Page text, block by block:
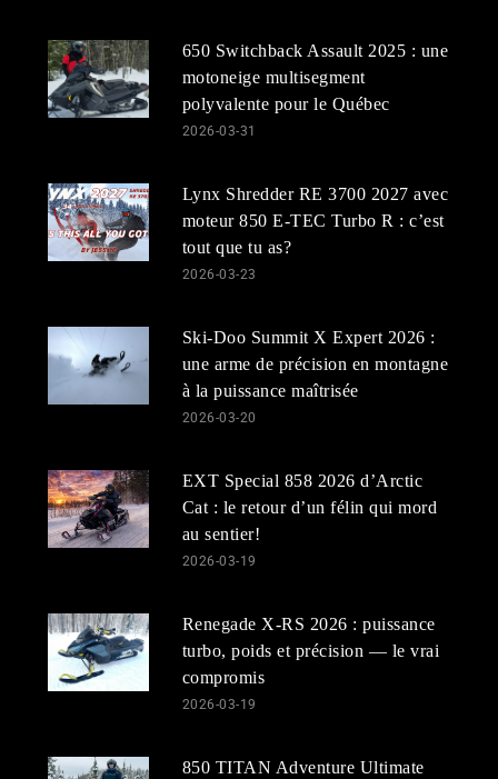
650 Switchback Assault 2025 : une
motoneige multisegment
polyvalente pour le Québec
2026-03-31
Lynx Shredder RE 3700 2027 avec
moteur 850 E-TEC Turbo R : c’est
tout que tu as?
2026-03-23
Ski-Doo Summit X Expert 2026 :
une arme de précision en montagne
à la puissance maîtrisée
2026-03-20
EXT Special 858 2026 d’Arctic
Cat : le retour d’un félin qui mord
au sentier!
2026-03-19
Renegade X-RS 2026 : puissance
turbo, poids et précision — le vrai
compromis
2026-03-19
850 TITAN Adventure Ultimate